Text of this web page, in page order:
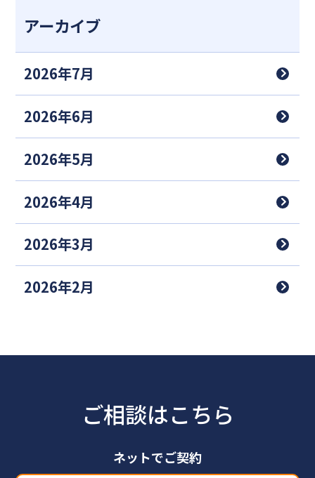
アーカイブ
2026年7月
2026年6月
2026年5月
2026年4月
2026年3月
2026年2月
ご相談はこちら
ネットでご契約